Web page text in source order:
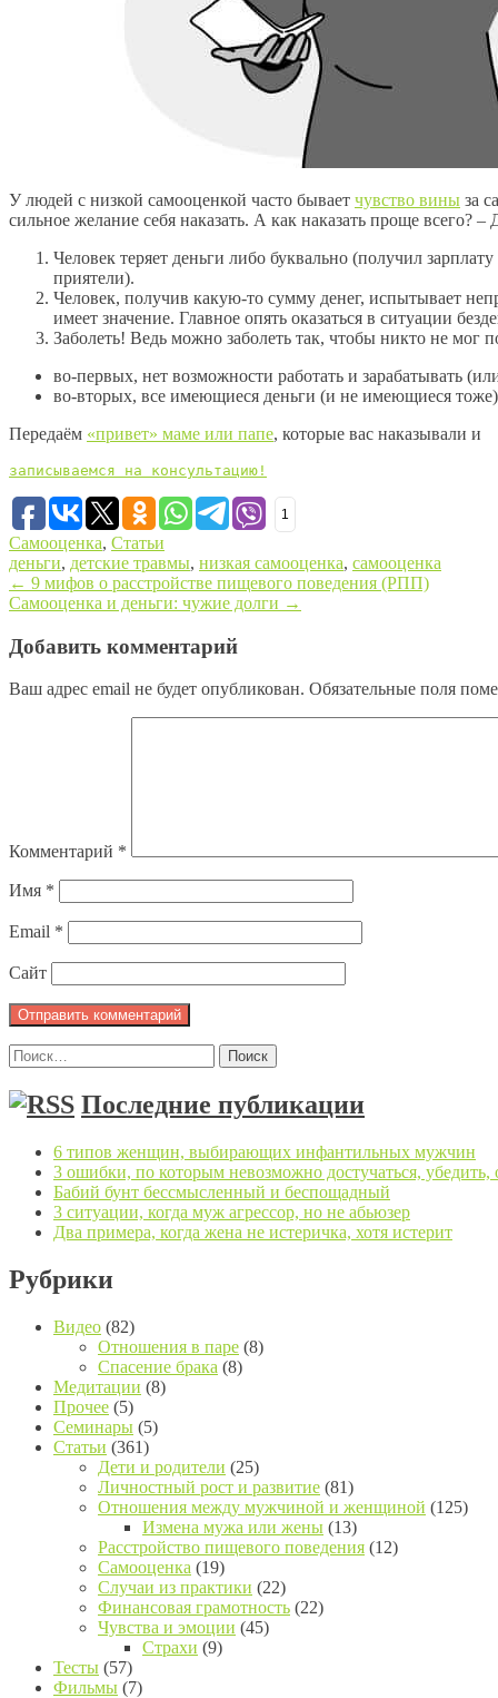
У людей с низкой самооценкой часто бывает чувство вины за
сильное желание себя наказать. А как наказать проще всего?
Человек теряет деньги либо буквально (получил
приятели).
Человек, получив какую-то сумму денег, испытывает
имеет значение. Главное опять оказаться в ситуации
Заболеть! Ведь можно заболеть так, чтобы никто не мог
во-первых, нет возможности работать и зарабатывать
во-вторых, все имеющиеся деньги (и не имеющиеся тоже)
Передаём «привет» маме или папе, которые вас наказывали и
записываемся на консультацию!
1
Самооценка, Статьи
деньги, детские травмы, низкая самооценка, самооценка
Post navigation
← 9 мифов о расстройстве пищевого поведения (РПП)
Самооценка и деньги: чужие долги →
Добавить комментарий
Ваш адрес email не будет опубликован. Обязательные поля
Комментарий *
Имя *
Email *
Сайт
Найти:
Последние публикации
6 типов женщин, выбирающих инфантильных мужчин
3 ошибки, по которым невозможно достучаться,
Бабий бунт бессмысленный и беспощадный
3 ситуации, когда муж агрессор, но не абьюзер
Два примера, когда жена не истеричка, хотя истерит
Рубрики
Видео (82)
Отношения в паре (8)
Спасение брака (8)
Медитации (8)
Прочее (5)
Семинары (5)
Статьи (361)
Дети и родители (25)
Личностный рост и развитие (81)
Отношения между мужчиной и женщиной (125)
Измена мужа или жены (13)
Расстройство пищевого поведения (12)
Самооценка (19)
Случаи из практики (22)
Финансовая грамотность (22)
Чувства и эмоции (45)
Страхи (9)
Тесты (57)
Фильмы (7)